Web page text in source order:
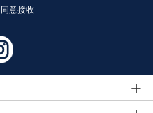
意接收